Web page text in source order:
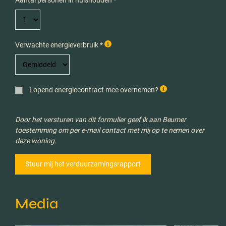
Verwachte energieverbruik *
Lopend energiecontract mee overnemen?
Door het versturen van dit formulier geef ik aan Beumer
toestemming om per e-mail contact met mij op te nemen over
deze woning.
Media